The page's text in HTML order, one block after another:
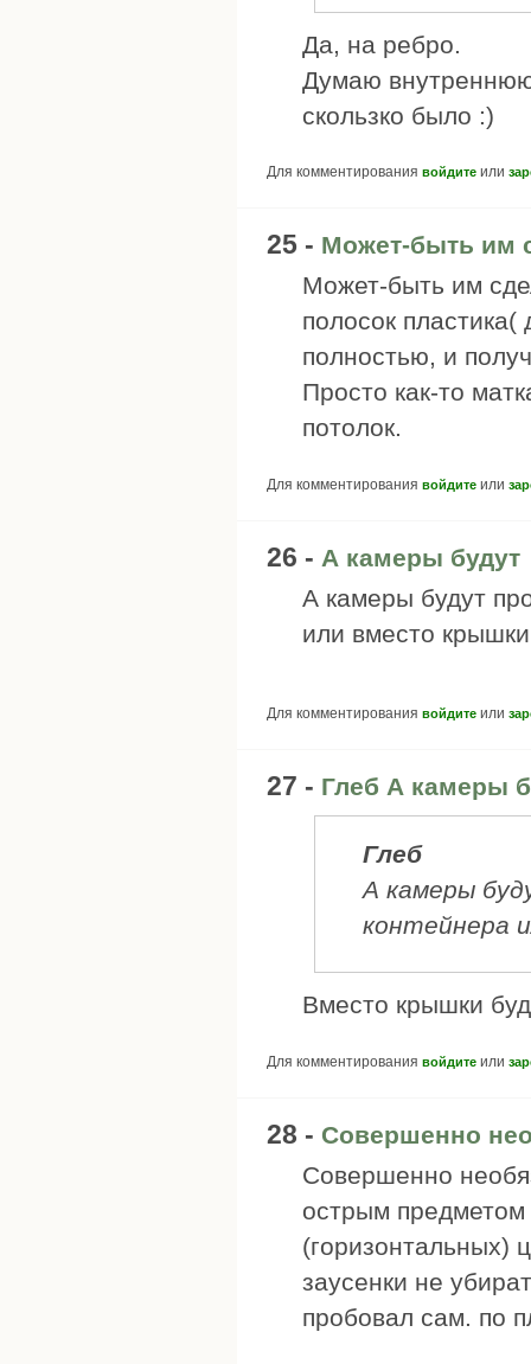
Да, на ребро.
Думаю
скользко было :)
Для комментирования войдите или
25 - Может-быть им
Может-быть им
полосок пластика(
полностью, и
Просто как-то
потолок.
Для комментирования войдите или
26 - А камеры будут
А камеры будут
или вместо
Для комментирования войдите или
27 - Глеб А камеры
Глеб
А камеры
контейнера
Вместо крышки
Для комментирования войдите или
28 - Совершенно
Совершенно
острым
(горизонтальных)
заусенки не
пробовал сам. по